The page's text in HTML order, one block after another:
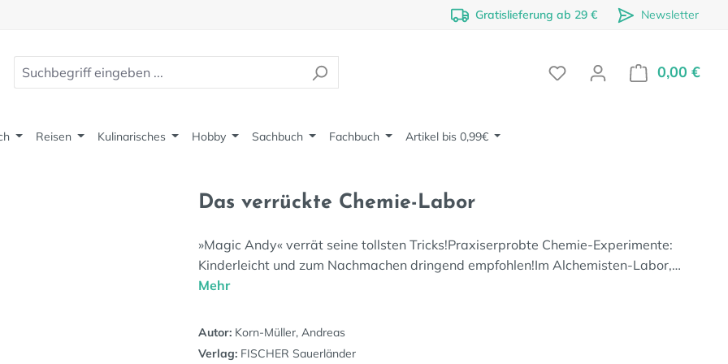
Gratislieferung ab 29 € Newsletter
0,00 €
Reisen Kulinarisches Hobby Sachbuch Fachbuch Artikel bis 0,99€
Das verrückte Chemie-Labor
»Magic Andy« verrät seine tollsten Tricks!Praxiserprobte Chemie-Experimente:
Kinderleicht und zum Nachmachen dringend empfohlen!Im Alchemisten-Labor,…
Mehr
Autor: Korn-Müller, Andreas
Verlag: FISCHER Sauerländer